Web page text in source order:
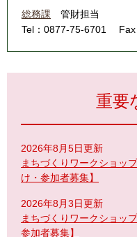
総務課
管財担当
Tel：0877-75-6701
重要
2026年8月5日更新
まちづくりワークショッ
け・参加者募集】
2026年8月3日更新
まちづくりワークショッ
参加者募集】